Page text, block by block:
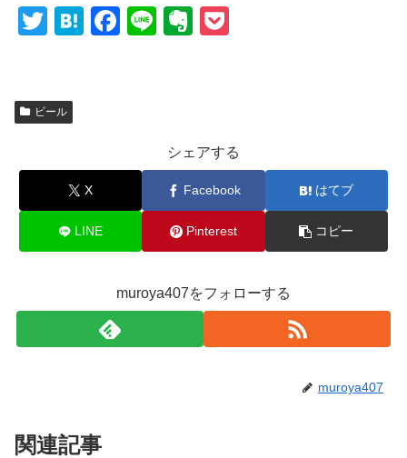
T
er
H
F
o
Li
E
e
ビール
シェアする
X Facebook はてブ
LINE Pinterest コピー
muroya407をフォローする
muroya407
関連記事